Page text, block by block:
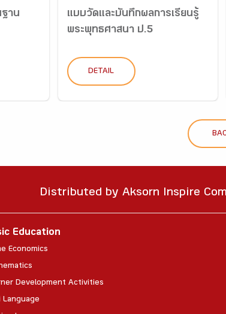
ฐาน
แบบวัดและบันทึกผลการเรียนรู้
พระพุทธศาสนา ป.5
DETAIL
Distributed by Aksorn Inspire
Education
Economics
Development Activities
Language